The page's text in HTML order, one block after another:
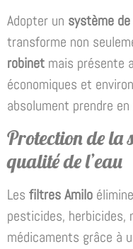
Adopter un système
transforme non
robinet mais présente
économiques et
absolument prendre
Protection de la
qualité de l’eau
Les filtres Amilo
pesticides, herbicides,
médicaments grâce à